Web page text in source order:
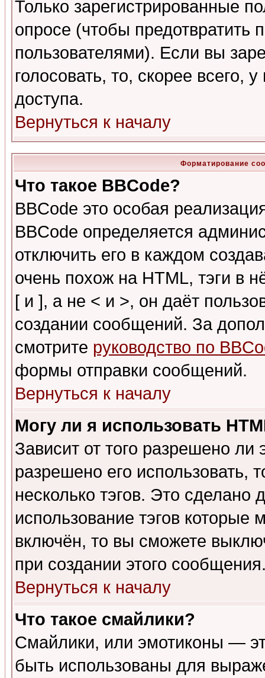
Только зарегистрированные
опросе (чтобы предотвратить
пользователями). Если вы
голосовать, то, скорее всего,
доступа.
Вернуться к началу
Форматирование
Что такое BBCode?
BBCode это особая
BBCode определяется
отключить его в каждом
очень похож на HTML, тэги в
[ и ], а не < и >, он даёт
создании сообщений. За
смотрите руководство по
формы отправки сообщений.
Вернуться к началу
Могу ли я использовать
Зависит от того разрешено
разрешено его использовать,
несколько тэгов. Это сделано
использование тэгов
включён, то вы сможете
при создании этого
Вернуться к началу
Что такое смайлики?
Смайлики, или эмотиконы —
быть использованы для